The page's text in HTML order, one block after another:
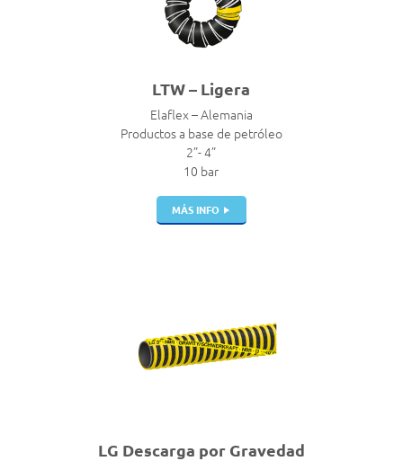
LTW – Ligera
Elaflex – Alemania
Productos a base de petróleo
2”- 4”
10 bar
MÁS INFO
LG Descarga por Gravedad